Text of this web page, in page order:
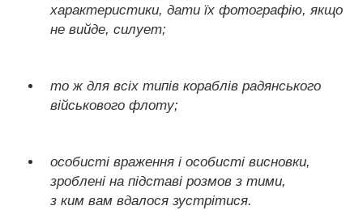
характеристики, дати їх фотографію, якщо
не вийде, силует;
то ж для всіх типів кораблів радянського
військового флоту;
особисті враження і особисті висновки,
зроблені на підставі розмов з тими,
з ким вам вдалося зустрітися.